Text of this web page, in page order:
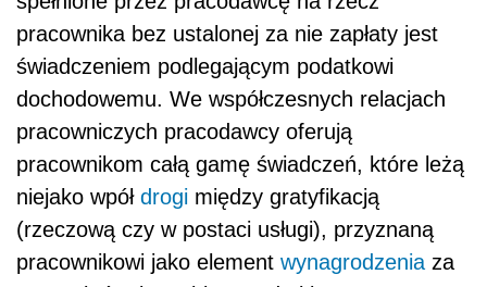
pracownika bez ustalonej za nie zapłaty jest
świadczeniem podlegającym podatkowi
dochodowemu. We współczesnych relacjach
pracowniczych pracodawcy oferują
pracownikom całą gamę świadczeń, które leżą
niejako wpół drogi między gratyfikacją
(rzeczową czy w postaci usługi), przyznaną
pracownikowi jako element wynagrodzenia za